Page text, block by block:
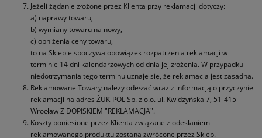
Jeżeli żądanie złożone przez Klienta przy reklamacji dotyczy:
a) naprawy towaru,
b) wymiany towaru na nowy,
c) obniżenia ceny towaru,
to na Sklepie spoczywa obowiązek rozpatrzenia reklamacji w
terminie 14 dni kalendarzowych od dnia jej złożenia. W przypadku
niedotrzymania tego terminu uznaje się, że reklamacja jest zasadna.
Reklamowane Towary należy odesłać wraz z informacją o przyczynie
reklamacji na adres ŻUK-POL Sp. z o.o. ul. Kwidzyńska 7, 51-415
Wrocław Z DOPISKIEM "REKLAMACJA".
Koszty poniesione przez Klienta związane z odesłaniem
reklamowanego produktu zostaną zwrócone przez Sklep.